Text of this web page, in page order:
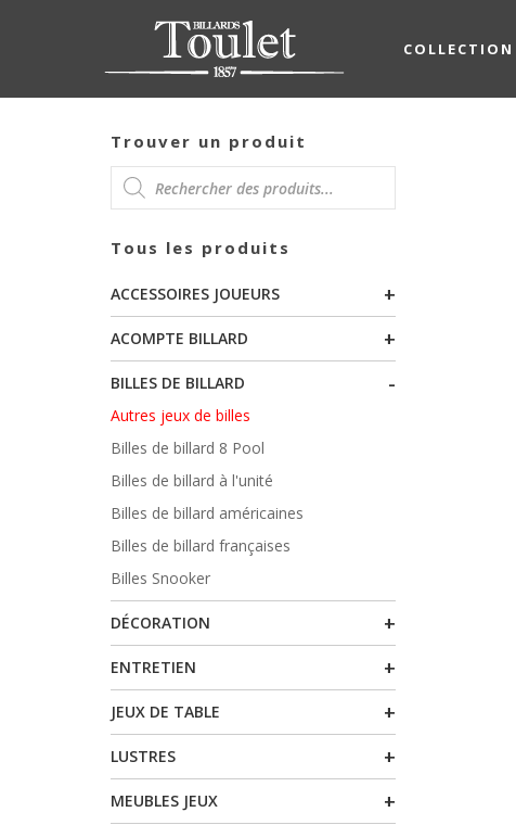
COLLECTION
Trouver un produit
RECHERCHE
DE
PRODUITS
Tous les produits
ACCESSOIRES JOUEURS +
ACOMPTE BILLARD +
BILLES DE BILLARD -
Autres jeux de billes
Billes de billard 8 Pool
Billes de billard à l'unité
Billes de billard américaines
Billes de billard françaises
Billes Snooker
DÉCORATION +
ENTRETIEN +
JEUX DE TABLE +
LUSTRES +
MEUBLES JEUX +